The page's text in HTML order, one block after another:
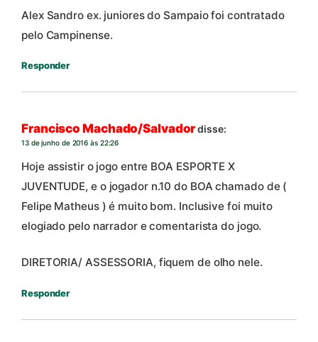
Alex Sandro ex. juniores do Sampaio foi contratado
pelo Campinense.
Responder
Francisco Machado/Salvadordisse:
13 de junho de 2016 às 22:26
Hoje assistir o jogo entre BOA ESPORTE X
JUVENTUDE, e o jogador n.10 do BOA chamado de (
Felipe Matheus ) é muito bom. Inclusive foi muito
elogiado pelo narrador e comentarista do jogo.
DIRETORIA/ ASSESSORIA, fiquem de olho nele.
Responder